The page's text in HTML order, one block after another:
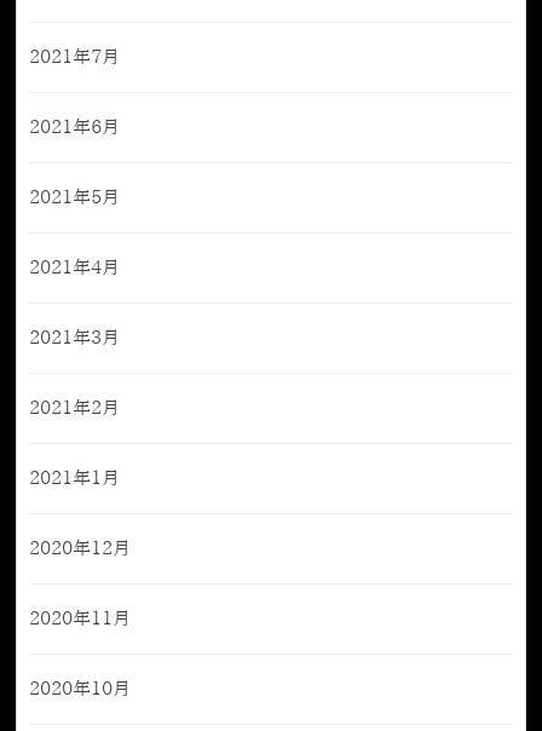
2021年7月
2021年6月
2021年5月
2021年4月
2021年3月
2021年2月
2021年1月
2020年12月
2020年11月
2020年10月